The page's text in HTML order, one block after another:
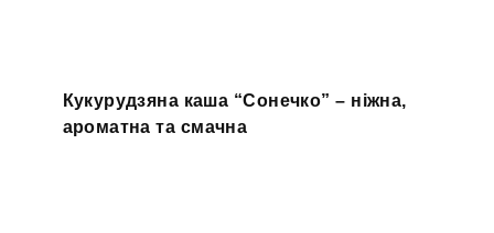
Кукурудзяна каша “Сонечко” – ніжна,
ароматна та смачна